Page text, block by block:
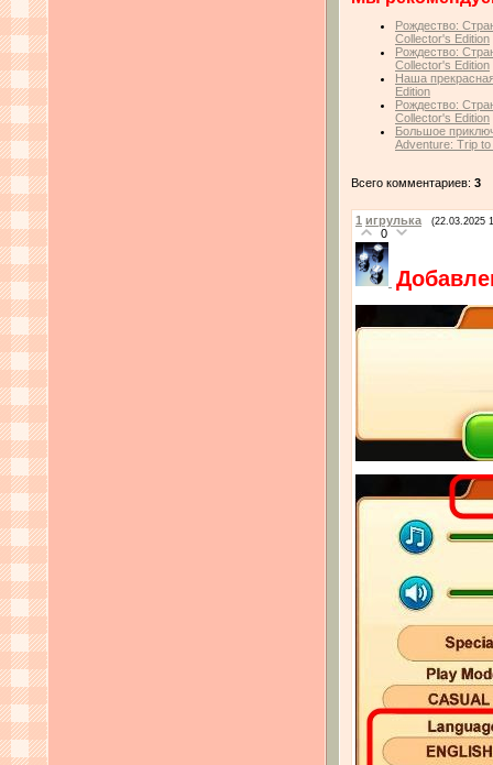
Рождество:
Collector's Edition
Рождество:
Collector's Edition
Наша
Edition
Рождество:
Collector's Edition
Большое
Adventure: Trip
Всего комментариев: 3
1 игрулька (22.03.2025
0